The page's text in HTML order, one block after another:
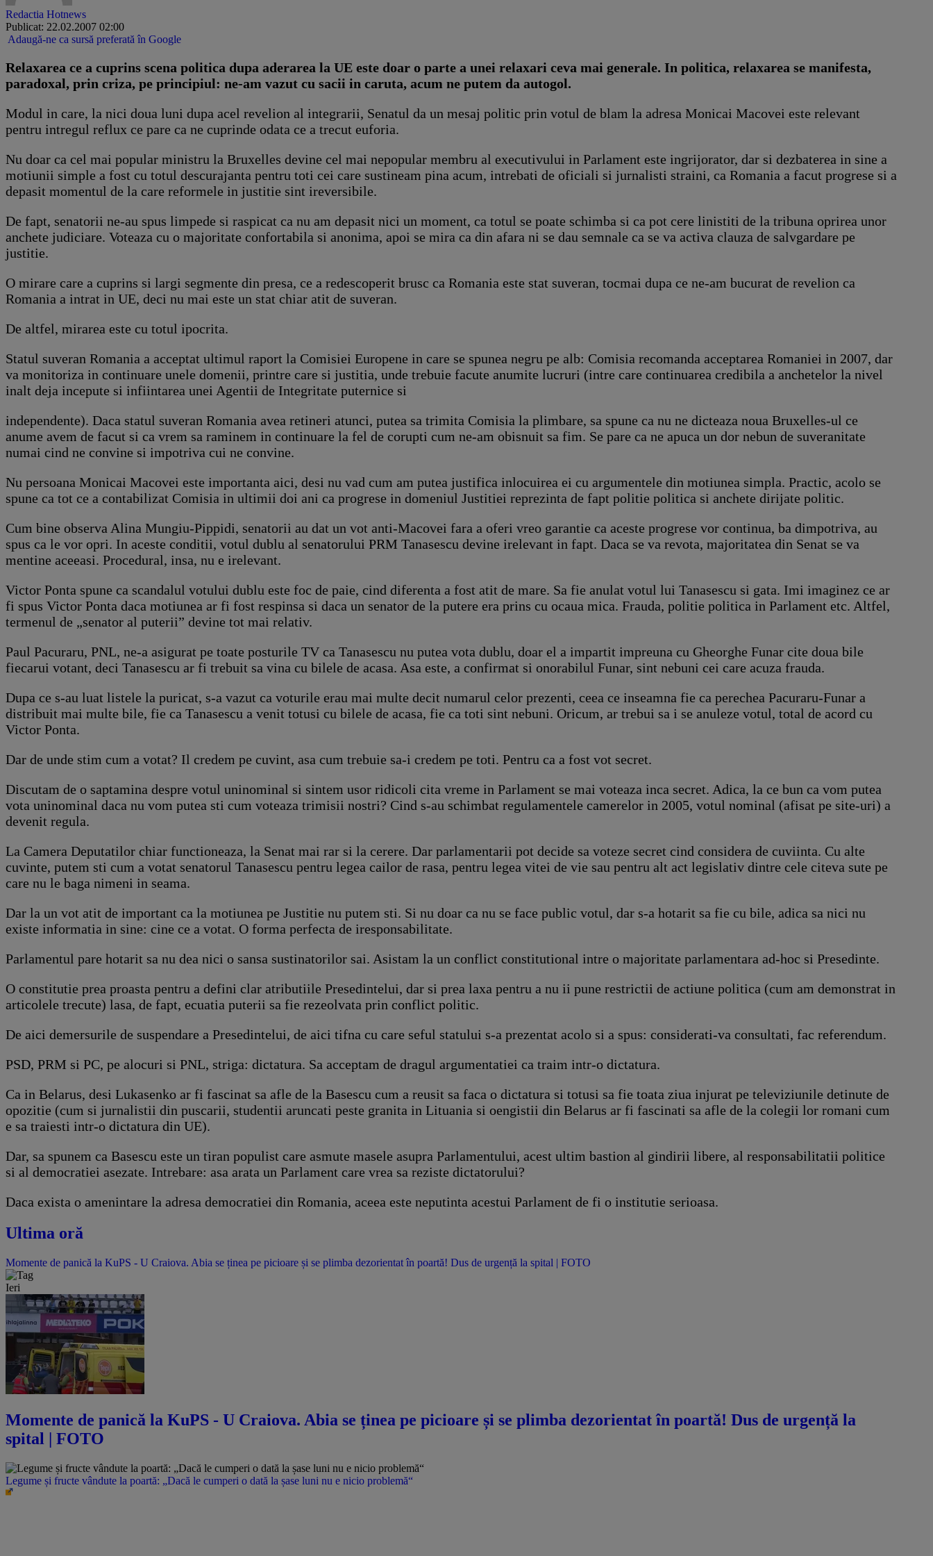
Redactia Hotnews
Publicat: 22.02.2007 02:00
Adaugă-ne ca sursă preferată în Google
Relaxarea ce a cuprins scena politica dupa aderarea la UE este doar o parte a unei relaxari ceva mai generale. In politica, relaxarea se manifesta,
paradoxal, prin criza, pe principiul: ne-am vazut cu sacii in caruta, acum ne putem da autogol.
Modul in care, la nici doua luni dupa acel revelion al integrarii, Senatul da un mesaj politic prin votul de blam la adresa Monicai Macovei este relevant
pentru intregul reflux ce pare ca ne cuprinde odata ce a trecut euforia.
Nu doar ca cel mai popular ministru la Bruxelles devine cel mai nepopular membru al executivului in Parlament este ingrijorator, dar si dezbaterea in sine a
motiunii simple a fost cu totul descurajanta pentru toti cei care sustineam pina acum, intrebati de oficiali si jurnalisti straini, ca Romania a facut progrese si a
depasit momentul de la care reformele in justitie sint ireversibile.
De fapt, senatorii ne-au spus limpede si raspicat ca nu am depasit nici un moment, ca totul se poate schimba si ca pot cere linistiti de la tribuna oprirea unor
anchete judiciare. Voteaza cu o majoritate confortabila si anonima, apoi se mira ca din afara ni se dau semnale ca se va activa clauza de salvgardare pe
justitie.
O mirare care a cuprins si largi segmente din presa, ce a redescoperit brusc ca Romania este stat suveran, tocmai dupa ce ne-am bucurat de revelion ca
Romania a intrat in UE, deci nu mai este un stat chiar atit de suveran.
De altfel, mirarea este cu totul ipocrita.
Statul suveran Romania a acceptat ultimul raport la Comisiei Europene in care se spunea negru pe alb: Comisia recomanda acceptarea Romaniei in 2007, dar
va monitoriza in continuare unele domenii, printre care si justitia, unde trebuie facute anumite lucruri (intre care continuarea credibila a anchetelor la nivel
inalt deja incepute si infiintarea unei Agentii de Integritate puternice si
independente). Daca statul suveran Romania avea retineri atunci, putea sa trimita Comisia la plimbare, sa spune ca nu ne dicteaza noua Bruxelles-ul ce
anume avem de facut si ca vrem sa raminem in continuare la fel de corupti cum ne-am obisnuit sa fim. Se pare ca ne apuca un dor nebun de suveranitate
numai cind ne convine si impotriva cui ne convine.
Nu persoana Monicai Macovei este importanta aici, desi nu vad cum am putea justifica inlocuirea ei cu argumentele din motiunea simpla. Practic, acolo se
spune ca tot ce a contabilizat Comisia in ultimii doi ani ca progrese in domeniul Justitiei reprezinta de fapt politie politica si anchete dirijate politic.
Cum bine observa Alina Mungiu-Pippidi, senatorii au dat un vot anti-Macovei fara a oferi vreo garantie ca aceste progrese vor continua, ba dimpotriva, au
spus ca le vor opri. In aceste conditii, votul dublu al senatorului PRM Tanasescu devine irelevant in fapt. Daca se va revota, majoritatea din Senat se va
mentine aceeasi. Procedural, insa, nu e irelevant.
Victor Ponta spune ca scandalul votului dublu este foc de paie, cind diferenta a fost atit de mare. Sa fie anulat votul lui Tanasescu si gata. Imi imaginez ce ar
fi spus Victor Ponta daca motiunea ar fi fost respinsa si daca un senator de la putere era prins cu ocaua mica. Frauda, politie politica in Parlament etc. Altfel,
termenul de „senator al puterii” devine tot mai relativ.
Paul Pacuraru, PNL, ne-a asigurat pe toate posturile TV ca Tanasescu nu putea vota dublu, doar el a impartit impreuna cu Gheorghe Funar cite doua bile
fiecarui votant, deci Tanasescu ar fi trebuit sa vina cu bilele de acasa. Asa este, a confirmat si onorabilul Funar, sint nebuni cei care acuza frauda.
Dupa ce s-au luat listele la puricat, s-a vazut ca voturile erau mai multe decit numarul celor prezenti, ceea ce inseamna fie ca perechea Pacuraru-Funar a
distribuit mai multe bile, fie ca Tanasescu a venit totusi cu bilele de acasa, fie ca toti sint nebuni. Oricum, ar trebui sa i se anuleze votul, total de acord cu
Victor Ponta.
Dar de unde stim cum a votat? Il credem pe cuvint, asa cum trebuie sa-i credem pe toti. Pentru ca a fost vot secret.
Discutam de o saptamina despre votul uninominal si sintem usor ridicoli cita vreme in Parlament se mai voteaza inca secret. Adica, la ce bun ca vom putea
vota uninominal daca nu vom putea sti cum voteaza trimisii nostri? Cind s-au schimbat regulamentele camerelor in 2005, votul nominal (afisat pe site-uri) a
devenit regula.
La Camera Deputatilor chiar functioneaza, la Senat mai rar si la cerere. Dar parlamentarii pot decide sa voteze secret cind considera de cuviinta. Cu alte
cuvinte, putem sti cum a votat senatorul Tanasescu pentru legea cailor de rasa, pentru legea vitei de vie sau pentru alt act legislativ dintre cele citeva sute pe
care nu le baga nimeni in seama.
Dar la un vot atit de important ca la motiunea pe Justitie nu putem sti. Si nu doar ca nu se face public votul, dar s-a hotarit sa fie cu bile, adica sa nici nu
existe informatia in sine: cine ce a votat. O forma perfecta de iresponsabilitate.
Parlamentul pare hotarit sa nu dea nici o sansa sustinatorilor sai. Asistam la un conflict constitutional intre o majoritate parlamentara ad-hoc si Presedinte.
O constitutie prea proasta pentru a defini clar atributiile Presedintelui, dar si prea laxa pentru a nu ii pune restrictii de actiune politica (cum am demonstrat in
articolele trecute) lasa, de fapt, ecuatia puterii sa fie rezeolvata prin conflict politic.
De aici demersurile de suspendare a Presedintelui, de aici tifna cu care seful statului s-a prezentat acolo si a spus: considerati-va consultati, fac referendum.
PSD, PRM si PC, pe alocuri si PNL, striga: dictatura. Sa acceptam de dragul argumentatiei ca traim intr-o dictatura.
Ca in Belarus, desi Lukasenko ar fi fascinat sa afle de la Basescu cum a reusit sa faca o dictatura si totusi sa fie toata ziua injurat pe televiziunile detinute de
opozitie (cum si jurnalistii din puscarii, studentii aruncati peste granita in Lituania si oengistii din Belarus ar fi fascinati sa afle de la colegii lor romani cum
e sa traiesti intr-o dictatura din UE).
Dar, sa spunem ca Basescu este un tiran populist care asmute masele asupra Parlamentului, acest ultim bastion al gindirii libere, al responsabilitatii politice
si al democratiei asezate. Intrebare: asa arata un Parlament care vrea sa reziste dictatorului?
Daca exista o amenintare la adresa democratiei din Romania, aceea este neputinta acestui Parlament de fi o institutie serioasa.
Ultima oră
Momente de panică la KuPS - U Craiova. Abia se ținea pe picioare și se plimba dezorientat în poartă! Dus de urgență la spital | FOTO
Ieri
Momente de panică la KuPS - U Craiova. Abia se ținea pe picioare și se plimba dezorientat în poartă! Dus de urgență la
spital | FOTO
Legume și fructe vândute la poartă: „Dacă le cumperi o dată la șase luni nu e nicio problemă“